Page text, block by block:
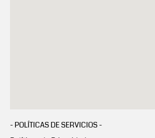
- POLÍTICAS DE SERVICIOS -